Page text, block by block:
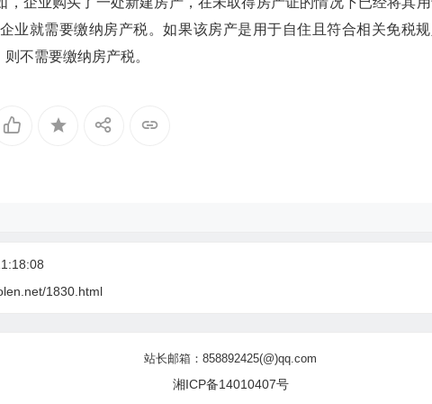
业就需要缴纳房产税。如果该房产是用于自住且符合相关免税
不需要缴纳房产税。
1830.html
站长邮箱：858892425(@)qq.com
湘ICP备14010407号